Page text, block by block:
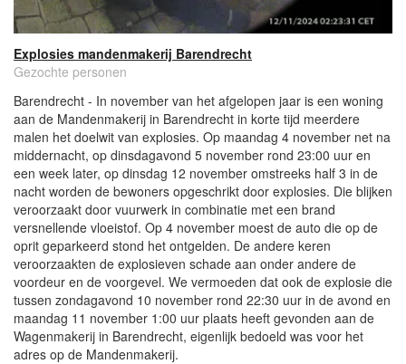
Explosies mandenmakerij Barendrecht
Gezochte personen
Barendrecht - In november van het afgelopen jaar is een woning
aan de Mandenmakerij in Barendrecht in korte tijd meerdere
malen het doelwit van explosies. Op maandag 4 november net na
middernacht, op dinsdagavond 5 november rond 23:00 uur en
een week later, op dinsdag 12 november omstreeks half 3 in de
nacht worden de bewoners opgeschrikt door explosies. Die blijken
veroorzaakt door vuurwerk in combinatie met een brand
versnellende vloeistof. Op 4 november moest de auto die op de
oprit geparkeerd stond het ontgelden. De andere keren
veroorzaakten de explosieven schade aan onder andere de
voordeur en de voorgevel. We vermoeden dat ook de explosie die
tussen zondagavond 10 november rond 22:30 uur in de avond en
maandag 11 november 1:00 uur plaats heeft gevonden aan de
Wagenmakerij in Barendrecht, eigenlijk bedoeld was voor het
adres op de Mandenmakerij.